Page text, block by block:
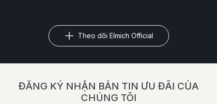
Theo dõi Elmich Official
ĐĂNG KÝ NHẬN BẢN TIN ƯU ĐÃI CỦA
CHÚNG TÔI